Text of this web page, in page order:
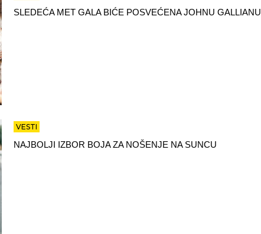
SLEDEĆA MET GALA BIĆE POSVEĆENA JOHNU GALLIANU
VESTI
NAJBOLJI IZBOR BOJA ZA NOŠENJE NA SUNCU